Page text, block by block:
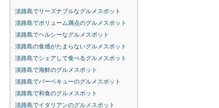
淡路島でリーズナブルなグルメスポット
淡路島でボリューム満点のグルメスポット
淡路島でヘルシーなグルメスポット
淡路島の食感がたまらないグルメスポット
淡路島でシェアして食べるグルメスポット
淡路島で海鮮のグルメスポット
淡路島でバーベキューのグルメスポット
淡路島で和食のグルメスポット
淡路島でイタリアンのグルメスポット